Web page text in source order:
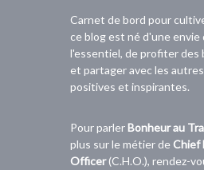
Carnet de bord pour
ce blog est né d'une envie
l'essentiel, de profiter des
et partager avec les
positives et inspirantes.
Pour parlerBonheur au
plus sur le métier deChief
Officer(C.H.O.), rendez-